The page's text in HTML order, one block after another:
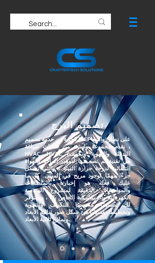
تصميم البرج
كجزء من خدمة تصميم MEP على نطاق واسع
، نقدم مجموعة واسعة من خدمات صياغة
HVAC. HVAC (التدفئة والتهوية وتكييف
الهواء) هي تقنية تم تصميمها لتوفير الراحة
التلقائية لدرجة حرارة البيئة ، والتي تشكل
جزءًا مهمًا لوجود مريح في المبنى. كل ما
عليك فعله هو إخبارنا بالمتطلبات
والمواصفات الدقيقة لمشروع الهندسة
الكهربائية والميكانيكية الخاص بك ، وسنوفر
لك تصميمًا مخصصًا للتكييف والتهوية
وتخطيطًا تفصيليًا في شكل صور ثنائية الأبعاد
ونماذج ثلاثية الأبعاد.